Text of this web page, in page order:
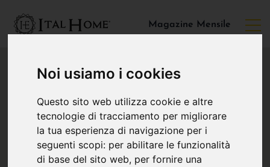
Noi usiamo i cookies
Questo sito web utilizza cookie e altre
tecnologie di tracciamento per migliorare
la tua esperienza di navigazione per i
seguenti scopi: per abilitare le funzionalità
di base del sito web, per fornire una
Magazine Mensile